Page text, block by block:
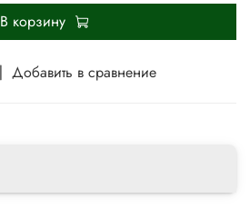
Добавить в сравнение
В корзину